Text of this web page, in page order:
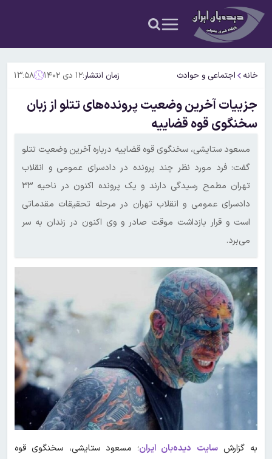
خانه اجتماعی و حوادث زمان انتشار:۱۲ دی ۱۴۰۲ ۱۳:۵۸
جزییات آخرین وضعیت پرونده‌های تتلو از زبان
سخنگوی قوه قضاییه
مسعود ستایشی، سخنگوی قوه قضاییه درباره آخرین وضعیت تتلو
گفت: فرد مورد نظر چند پرونده در دادسرای عمومی و انقلاب
تهران مطمح رسیدگی دارند و یک پرونده اکنون در ناحیه ۳۳
دادسرای عمومی و انقلاب تهران در مرحله تحقیقات مقدماتی
است و قرار بازداشت موقت صادر و وی اکنون در زندان به سر
می‌برد.
به گزارشسایت دیده‌بان ایران؛ مسعود ستایشی، سخنگوی قوه